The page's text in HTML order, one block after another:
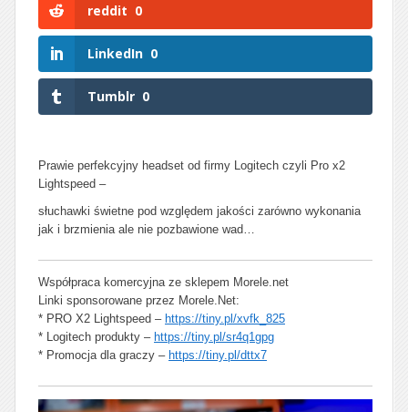
reddit 0
LinkedIn 0
Tumblr 0
Prawie perfekcyjny headset od firmy Logitech czyli Pro x2
Lightspeed –
słuchawki świetne pod względem jakości zarówno wykonania
jak i brzmienia ale nie pozbawione wad…
Współpraca komercyjna ze sklepem Morele.net
Linki sponsorowane przez Morele.Net:
* PRO X2 Lightspeed – https://tiny.pl/xvfk_825
* Logitech produkty – https://tiny.pl/sr4q1gpg
* Promocja dla graczy – https://tiny.pl/dttx7